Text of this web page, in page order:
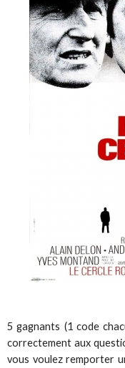
5 gagnants (1 code
correctement aux
vous voulez remporter